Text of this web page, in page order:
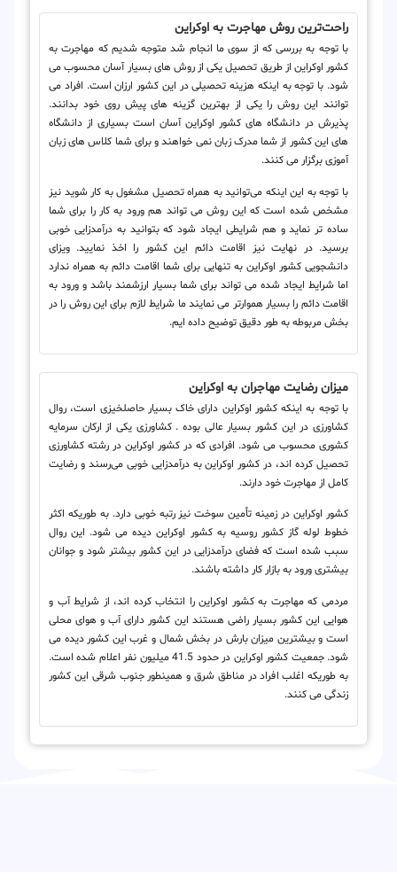
راحت‌ترین روش مهاجرت به اوکراین
با توجه به بررسی که از سوی ما انجام شد متوجه شدیم که مهاجرت به
کشور اوکراین ازطریق تحصیلیکی از روش های بسیار آسان محسوب می
شود. با توجه به اینکه هزینه تحصیلی در این کشور ارزان است. افراد می
توانند این روش را یکی از بهترین گزینه های پیش روی خود بدانند.
پذیرش در دانشگاه های کشور اوکراین آسان است بسیاری از دانشگاه
های این کشور از شما مدرک زبان نمی خواهند و برای شما کلاس های زبان
آموزی برگزار می کنند.
با توجه به این اینکه می‌توانید به همراه تحصیل مشغول به کار شوید نیز
مشخص شده است که این روش می تواند هم ورود به کار را برای شما
ساده تر نماید و هم شرایطی ایجاد شود که بتوانید به درآمدزایی خوبی
برسید. در نهایت نیز اقامت دائم این کشور را اخذ نمایید. ویزای
دانشجویی کشور اوکراین به تنهایی برای شما اقامت دائم به همراه ندارد
اما شرایط ایجاد شده می تواند برای شما بسیار ارزشمند باشد و ورود به
اقامت دائم را بسیار هموارتر می نمایند ما شرایط لازم برای این روش را در
بخش مربوطه به طور دقیق توضیح داده ایم.
میزان رضایت مهاجران به اوکراین
با توجه به اینکه کشور اوکراین دارای خاک بسیار حاصلخیزی است، روال
کشاورزی در این کشور بسیار عالی بوده .کشاورزی یکی از ارکان سرمایه
کشوری محسوب می شود. افرادی که در کشور اوکراین در رشته کشاورزی
تحصیل کرده اند، در کشور اوکراین به درآمدزایی خوبی می‌رسند و رضایت
کامل از مهاجرت خود دارند.
کشور اوکراین در زمینهتأمین سوختنیز رتبه خوبی دارد. به طوریکه اکثر
خطوط لوله گاز کشور روسیه به کشور اوکراین دیده می شود. این روال
سبب شده است که فضای درآمدزایی در این کشور بیشتر شود و جوانان
بیشتری ورود به بازار کار داشته باشند.
مردمی که مهاجرت به کشور اوکراین را انتخاب کرده اند، از شرایط آب و
هوایی این کشور بسیار راضی هستند این کشور دارای آب و هوای محلی
است و بیشترین میزان بارش در بخش شمال و غرب این کشور دیده می
شود. جمعیت کشور اوکراین در حدود 41.5 میلیون نفر اعلام شده است.
به طوریکه اغلب افراد در مناطق شرق و همینطور جنوب شرقی این کشور
زندگی می کنند.